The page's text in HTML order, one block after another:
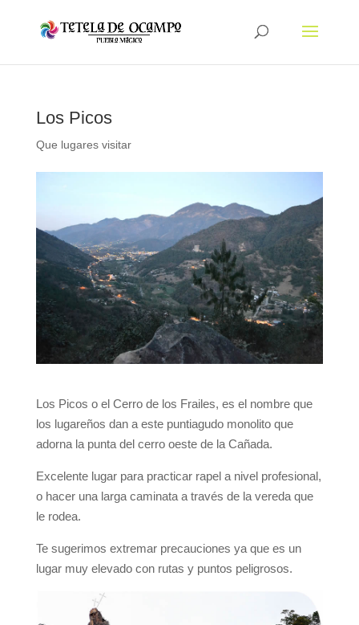
Los Picos
Que lugares visitar
Los Picos o el Cerro de los Frailes, es el nombre que
los lugareños dan a este puntiagudo monolito que
adorna la punta del cerro oeste de la Cañada.
Excelente lugar para practicar rapel a nivel profesional,
o hacer una larga caminata a través de la vereda que
le rodea.
Te sugerimos extremar precauciones ya que es un
lugar muy elevado con rutas y puntos peligrosos.